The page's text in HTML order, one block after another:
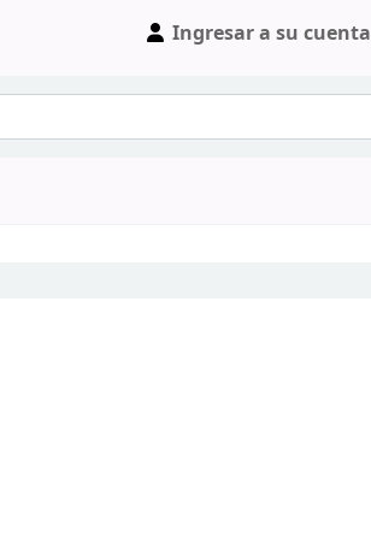
Ingresar a su cuenta